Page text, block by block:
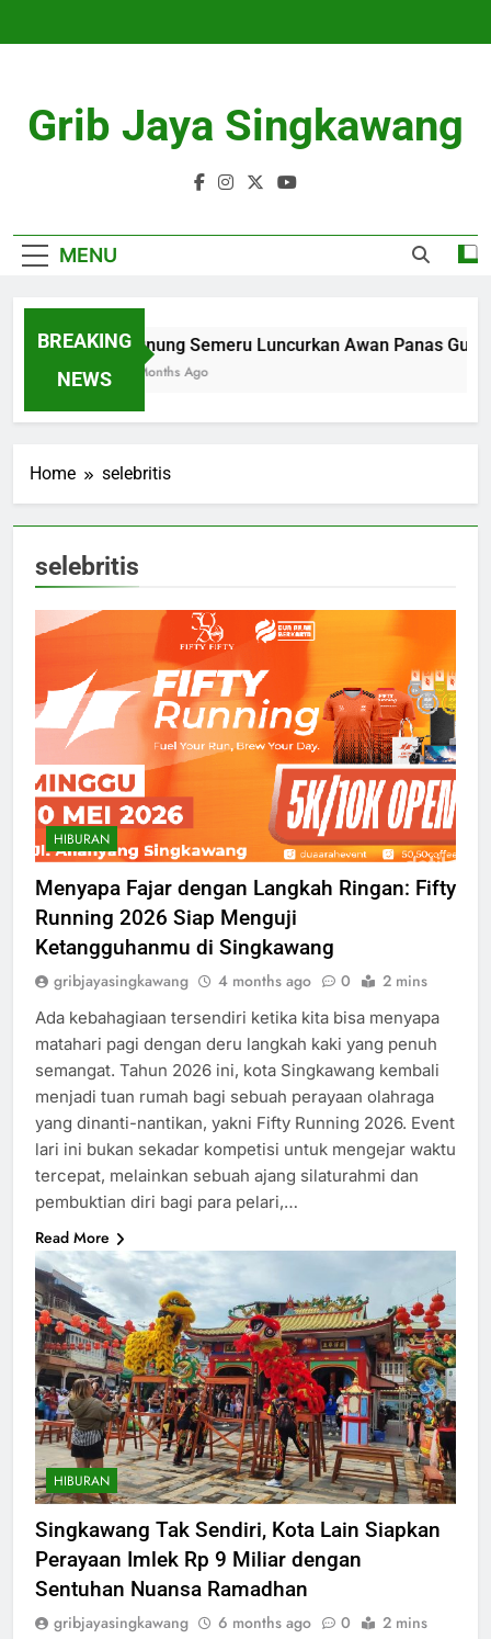
Grib Jaya Singkawang
MENU
BREAKING
NEWS
Gunung Semeru Luncurkan Awan Panas
4 Months Ago
Home selebritis
selebritis
HIBURAN
Menyapa Fajar dengan Langkah Ringan: Fifty
Running 2026 Siap Menguji
Ketangguhanmu di Singkawang
gribjayasingkawang 4 months ago 0 2 mins
Ada kebahagiaan tersendiri ketika kita bisa menyapa
matahari pagi dengan deru langkah kaki yang penuh
semangat. Tahun 2026 ini, kota Singkawang kembali
menjadi tuan rumah bagi sebuah perayaan olahraga
yang dinanti-nantikan, yakni Fifty Running 2026. Event
lari ini bukan sekadar kompetisi untuk mengejar waktu
tercepat, melainkan sebuah ajang silaturahmi dan
pembuktian diri bagi para pelari,…
Read More
HIBURAN
Singkawang Tak Sendiri, Kota Lain Siapkan
Perayaan Imlek Rp 9 Miliar dengan
Sentuhan Nuansa Ramadhan
gribjayasingkawang 6 months ago 0 2 mins